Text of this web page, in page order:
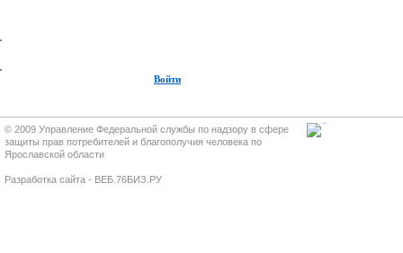
Войти
© 2009 Управление Федеральной службы по надзору в сфере
защиты прав потребителей и благополучия человека по
Ярославской области
Разработка сайта - ВЕБ.76БИЗ.РУ